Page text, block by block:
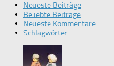
Neueste Beiträge
Beliebte Beiträge
Neueste Kommentare
Schlagwörter